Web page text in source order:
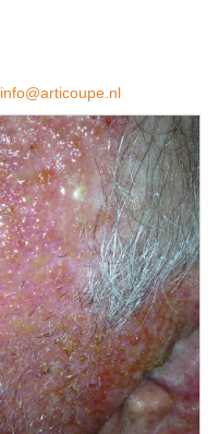
info@articoupe.nl